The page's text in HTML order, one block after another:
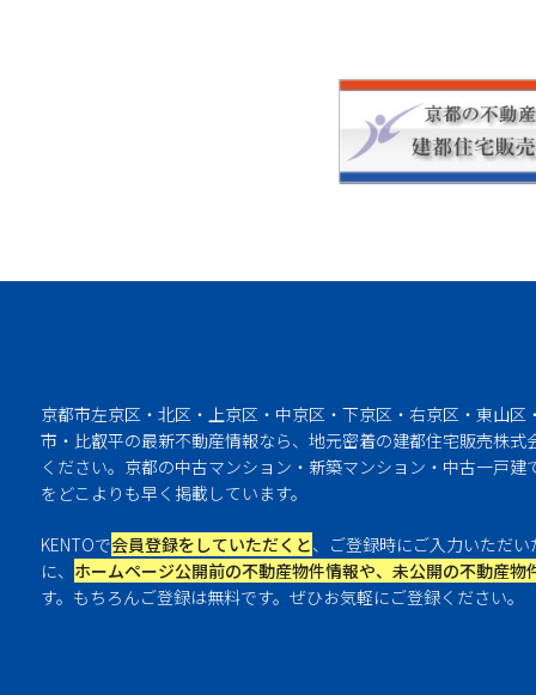
京都市左京区・北区・上京区・中京区・下京区・右京区・東山
市・比叡平の最新不動産情報なら、地元密着の建都住宅販売株式
ください。京都の中古マンション・新築マンション・中古一戸
をどこよりも早く掲載しています。
KENTOで会員登録をしていただくと、ご登録時にご入力いただ
に、 ホームページ公開前の不動産物件情報や、未公開の不動産物
す。もちろんご登録は無料です。ぜひお気軽にご登録ください。